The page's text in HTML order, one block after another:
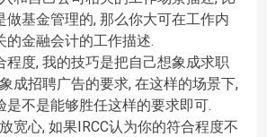
做基金管理的, 那么你大可在工作内
的金融会计的工作描述.
程度, 我的技巧是把自己想象成求职
成招聘广告的要求, 在这样的场景下,
是不是能够胜任这样的要求即可.
宽心, 如果IRCC认为你的符合程度不